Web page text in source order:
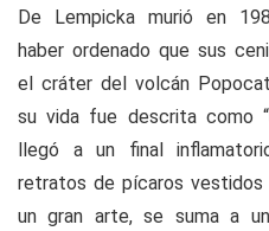
De Lempicka murió en
haber ordenado que sus
el cráter del volcán
su vida fue descrita como
llegó a un final
retratos de pícaros vestidos
un gran arte, se suma a